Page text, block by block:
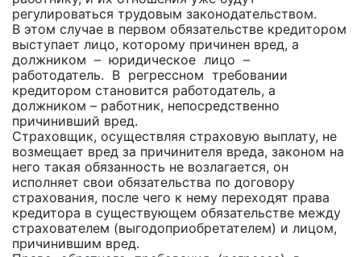
регулироваться трудовым законодательством.
В этом случае в первом обязательстве кредитором
выступает лицо, которому причинен вред, а
должником – юридическое лицо –
работодатель. В регрессном требовании
кредитором становится работодатель, а
должником – работник, непосредственно
причинивший вред.
Страховщик, осуществляя страховую выплату, не
возмещает вред за причинителя вреда, законом на
него такая обязанность не возлагается, он
исполняет свои обязательства по договору
страхования, после чего к нему переходят права
кредитора в существующем обязательстве между
страхователем (выгодоприобретателем) и лицом,
причинившим вред.